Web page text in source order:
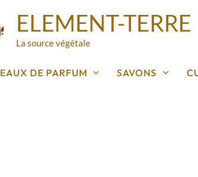
ELEMENT-TERRE
La source végétale
EAUX DE PARFUM SAVONS